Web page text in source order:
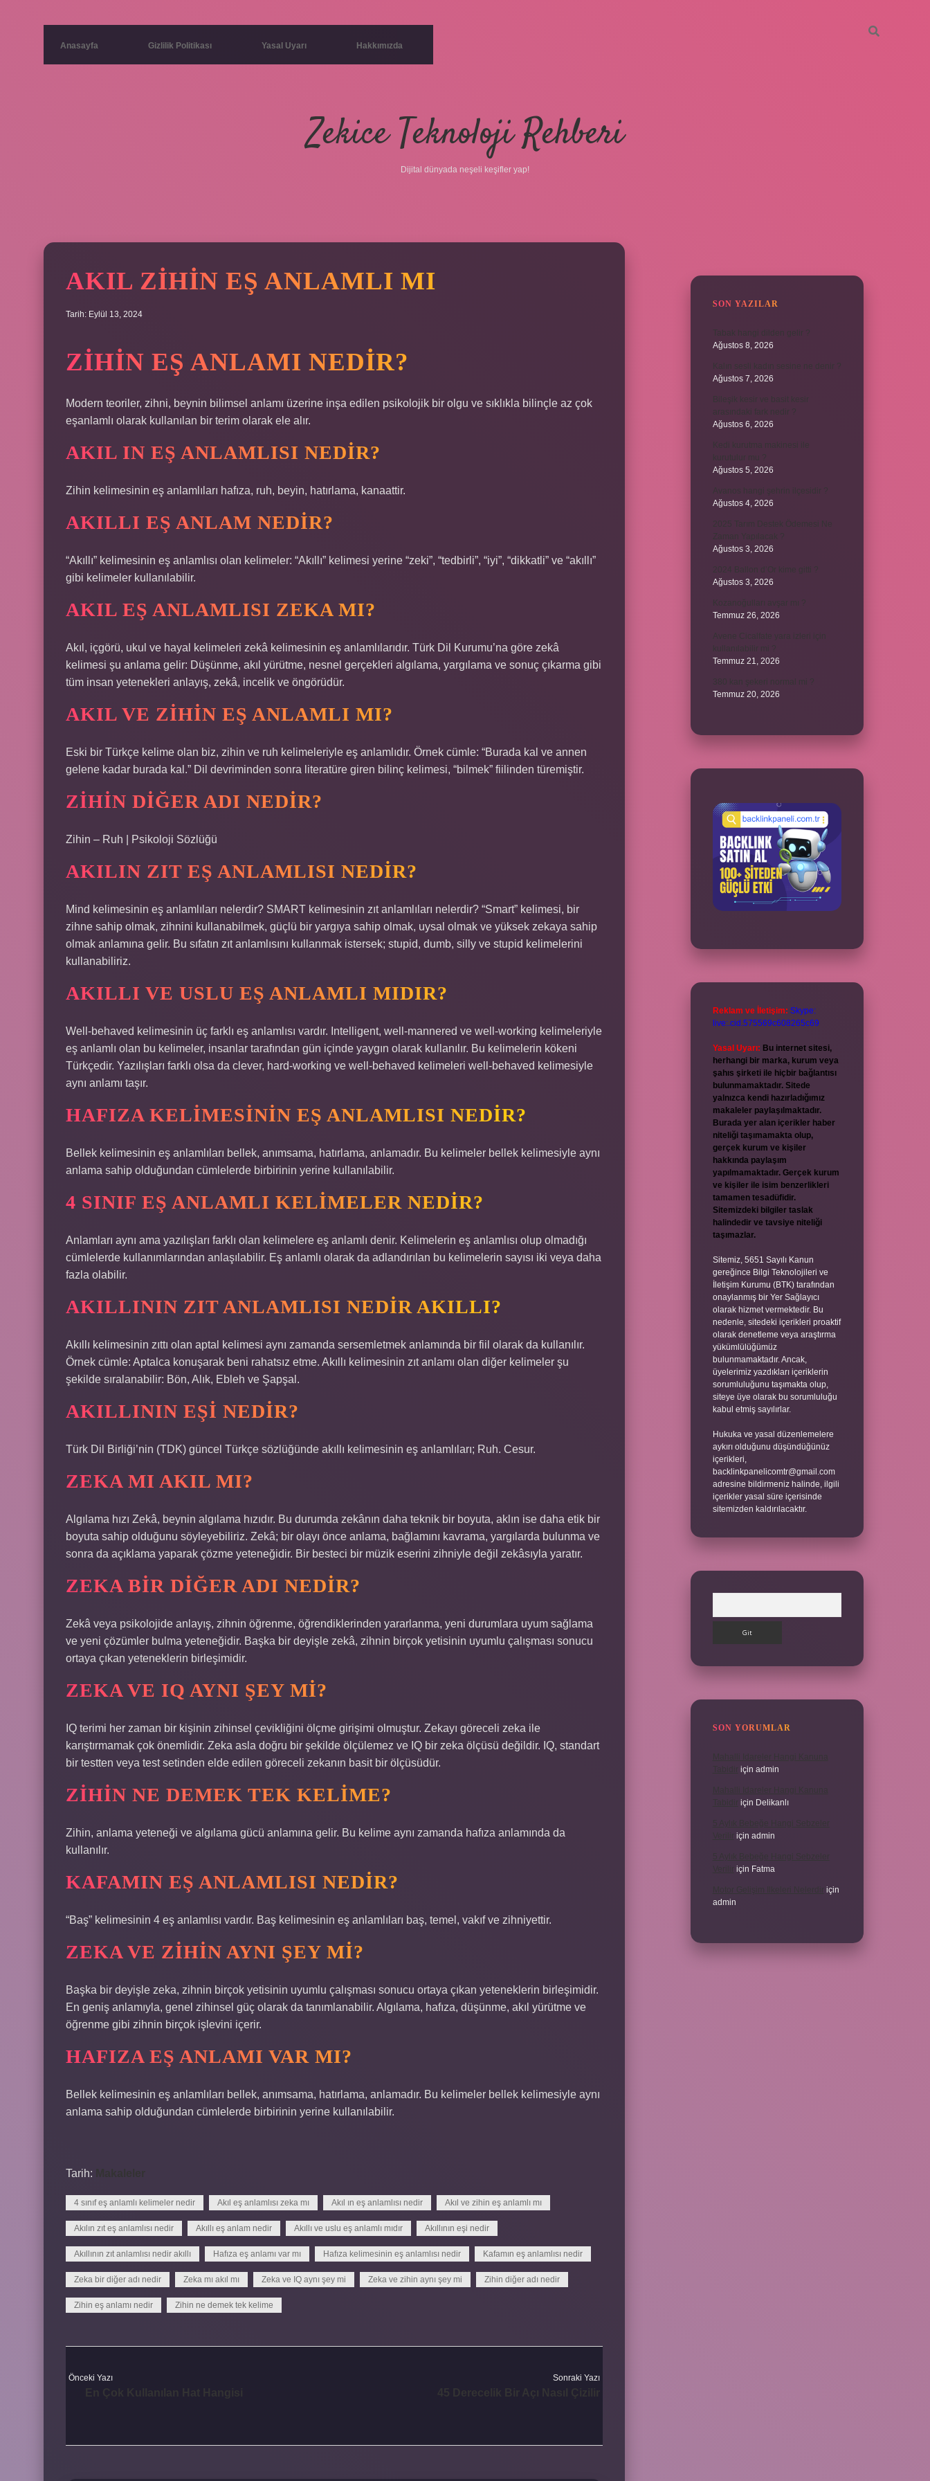
Anasayfa Gizlilik Politikası Yasal Uyarı Hakkımızda
Zekice Teknoloji Rehberi
Dijital dünyada neşeli keşifler yap!
AKIL ZIHIN EŞ ANLAMLI MI
Tarih: Eylül 13, 2024
ZIHIN EŞ ANLAMI NEDIR?
Modern teoriler, zihni, beynin bilimsel anlamı üzerine inşa edilen psikolojik bir olgu ve sıklıkla bilinçle az çok
eşanlamlı olarak kullanılan bir terim olarak ele alır.
AKIL IN EŞ ANLAMLISI NEDIR?
Zihin kelimesinin eş anlamlıları hafıza, ruh, beyin, hatırlama, kanaattir.
AKILLI EŞ ANLAM NEDIR?
“Akıllı” kelimesinin eş anlamlısı olan kelimeler: “Akıllı” kelimesi yerine “zeki”, “tedbirli”, “iyi”, “dikkatli” ve “akıllı”
gibi kelimeler kullanılabilir.
AKIL EŞ ANLAMLISI ZEKA MI?
Akıl, içgörü, ukul ve hayal kelimeleri zekâ kelimesinin eş anlamlılarıdır. Türk Dil Kurumu’na göre zekâ
kelimesi şu anlama gelir: Düşünme, akıl yürütme, nesnel gerçekleri algılama, yargılama ve sonuç çıkarma gibi
tüm insan yetenekleri anlayış, zekâ, incelik ve öngörüdür.
AKIL VE ZIHIN EŞ ANLAMLI MI?
Eski bir Türkçe kelime olan biz, zihin ve ruh kelimeleriyle eş anlamlıdır. Örnek cümle: “Burada kal ve annen
gelene kadar burada kal.” Dil devriminden sonra literatüre giren bilinç kelimesi, “bilmek” fiilinden türemiştir.
ZIHIN DIĞER ADI NEDIR?
Zihin – Ruh | Psikoloji Sözlüğü
AKILIN ZIT EŞ ANLAMLISI NEDIR?
Mind kelimesinin eş anlamlıları nelerdir? SMART kelimesinin zıt anlamlıları nelerdir? “Smart” kelimesi, bir
zihne sahip olmak, zihnini kullanabilmek, güçlü bir yargıya sahip olmak, uysal olmak ve yüksek zekaya sahip
olmak anlamına gelir. Bu sıfatın zıt anlamlısını kullanmak istersek; stupid, dumb, silly ve stupid kelimelerini
kullanabiliriz.
AKILLI VE USLU EŞ ANLAMLI MIDIR?
Well-behaved kelimesinin üç farklı eş anlamlısı vardır. Intelligent, well-mannered ve well-working kelimeleriyle
eş anlamlı olan bu kelimeler, insanlar tarafından gün içinde yaygın olarak kullanılır. Bu kelimelerin kökeni
Türkçedir. Yazılışları farklı olsa da clever, hard-working ve well-behaved kelimeleri well-behaved kelimesiyle
aynı anlamı taşır.
HAFIZA KELIMESININ EŞ ANLAMLISI NEDIR?
Bellek kelimesinin eş anlamlıları bellek, anımsama, hatırlama, anlamadır. Bu kelimeler bellek kelimesiyle aynı
anlama sahip olduğundan cümlelerde birbirinin yerine kullanılabilir.
4 SINIF EŞ ANLAMLI KELIMELER NEDIR?
Anlamları aynı ama yazılışları farklı olan kelimelere eş anlamlı denir. Kelimelerin eş anlamlısı olup olmadığı
cümlelerde kullanımlarından anlaşılabilir. Eş anlamlı olarak da adlandırılan bu kelimelerin sayısı iki veya daha
fazla olabilir.
AKILLININ ZIT ANLAMLISI NEDIR AKILLI?
Akıllı kelimesinin zıttı olan aptal kelimesi aynı zamanda sersemletmek anlamında bir fiil olarak da kullanılır.
Örnek cümle: Aptalca konuşarak beni rahatsız etme. Akıllı kelimesinin zıt anlamı olan diğer kelimeler şu
şekilde sıralanabilir: Bön, Alık, Ebleh ve Şapşal.
AKILLININ EŞI NEDIR?
Türk Dil Birliği’nin (TDK) güncel Türkçe sözlüğünde akıllı kelimesinin eş anlamlıları; Ruh. Cesur.
ZEKA MI AKIL MI?
Algılama hızı Zekâ, beynin algılama hızıdır. Bu durumda zekânın daha teknik bir boyuta, aklın ise daha etik bir
boyuta sahip olduğunu söyleyebiliriz. Zekâ; bir olayı önce anlama, bağlamını kavrama, yargılarda bulunma ve
sonra da açıklama yaparak çözme yeteneğidir. Bir besteci bir müzik eserini zihniyle değil zekâsıyla yaratır.
ZEKA BIR DIĞER ADI NEDIR?
Zekâ veya psikolojide anlayış, zihnin öğrenme, öğrendiklerinden yararlanma, yeni durumlara uyum sağlama
ve yeni çözümler bulma yeteneğidir. Başka bir deyişle zekâ, zihnin birçok yetisinin uyumlu çalışması sonucu
ortaya çıkan yeteneklerin birleşimidir.
ZEKA VE IQ AYNI ŞEY MI?
IQ terimi her zaman bir kişinin zihinsel çevikliğini ölçme girişimi olmuştur. Zekayı göreceli zeka ile
karıştırmamak çok önemlidir. Zeka asla doğru bir şekilde ölçülemez ve IQ bir zeka ölçüsü değildir. IQ, standart
bir testten veya test setinden elde edilen göreceli zekanın basit bir ölçüsüdür.
ZIHIN NE DEMEK TEK KELIME?
Zihin, anlama yeteneği ve algılama gücü anlamına gelir. Bu kelime aynı zamanda hafıza anlamında da
kullanılır.
KAFAMIN EŞ ANLAMLISI NEDIR?
“Baş” kelimesinin 4 eş anlamlısı vardır. Baş kelimesinin eş anlamlıları baş, temel, vakıf ve zihniyettir.
ZEKA VE ZIHIN AYNI ŞEY MI?
Başka bir deyişle zeka, zihnin birçok yetisinin uyumlu çalışması sonucu ortaya çıkan yeteneklerin birleşimidir.
En geniş anlamıyla, genel zihinsel güç olarak da tanımlanabilir. Algılama, hafıza, düşünme, akıl yürütme ve
öğrenme gibi zihnin birçok işlevini içerir.
HAFIZA EŞ ANLAMI VAR MI?
Bellek kelimesinin eş anlamlıları bellek, anımsama, hatırlama, anlamadır. Bu kelimeler bellek kelimesiyle aynı
anlama sahip olduğundan cümlelerde birbirinin yerine kullanılabilir.
Tarih: Makaleler
4 sınıf eş anlamlı kelimeler nedir Akıl eş anlamlısı zeka mı Akıl ın eş anlamlısı nedir Akıl ve zihin eş anlamlı mı
Akılın zıt eş anlamlısı nedir Akıllı eş anlam nedir Akıllı ve uslu eş anlamlı mıdır Akıllının eşi nedir
Akıllının zıt anlamlısı nedir akıllı Hafıza eş anlamı var mı Hafıza kelimesinin eş anlamlısı nedir Kafamın eş anlamlısı nedir
Zeka bir diğer adı nedir Zeka mı akıl mı Zeka ve IQ aynı şey mi Zeka ve zihin aynı şey mi Zihin diğer adı nedir
Zihin eş anlamı nedir Zihin ne demek tek kelime
Önceki Yazı Sonraki Yazı
SON YAZILAR
Tabak hangi dilden gelir ?
Ağustos 8, 2026
Kalın sesli kadın sesine ne denir ?
Ağustos 7, 2026
Bileşik kesir ve basit kesir
arasındaki fark nedir ?
Ağustos 6, 2026
Kedi kurutma makinesi ile
kurutulur mu ?
Ağustos 5, 2026
Avanos hangi şehrin ilçesidir ?
Ağustos 4, 2026
2025 Tarım Destek Ödemesi Ne
Zaman Yapılacak ?
Ağustos 3, 2026
Ağustos 3, 2026
Temmuz 26, 2026
kullanılabilir mi ?
Temmuz 21, 2026
Temmuz 20, 2026
Reklam ve İletişim: Skype:
live:.cid.575569c608265c69
Yasal Uyarı: Bu internet sitesi,
herhangi bir marka, kurum veya
şahıs şirketi ile hiçbir bağlantısı
bulunmamaktadır. Sitede
yalnızca kendi hazırladığımız
makaleler paylaşılmaktadır.
Burada yer alan içerikler haber
niteliği taşımamakta olup,
gerçek kurum ve kişiler
hakkında paylaşım
yapılmamaktadır. Gerçek kurum
ve kişiler ile isim benzerlikleri
tamamen tesadüfidir.
Sitemizdeki bilgiler taslak
halindedir ve tavsiye niteliği
taşımazlar.
Sitemiz, 5651 Sayılı Kanun
gereğince Bilgi Teknolojileri ve
İletişim Kurumu (BTK) tarafından
onaylanmış bir Yer Sağlayıcı
olarak hizmet vermektedir. Bu
nedenle, sitedeki içerikleri proaktif
olarak denetleme veya araştırma
yükümlülüğümüz
bulunmamaktadır. Ancak,
üyelerimiz yazdıkları içeriklerin
sorumluluğunu taşımakta olup,
siteye üye olarak bu sorumluluğu
kabul etmiş sayılırlar.
Hukuka ve yasal düzenlemelere
aykırı olduğunu düşündüğünüz
içerikleri,
backlinkpanelicomtr@gmail.com
adresine bildirmeniz halinde, ilgili
içerikler yasal süre içerisinde
sitemizden kaldırılacaktır.
SON YORUMLAR
için admin
için Delikanlı
için admin
için Fatma
için
admin